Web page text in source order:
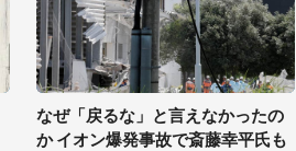
なぜ「戻るな」と言えなかったの
か イオン爆発事故で斎藤幸平氏も